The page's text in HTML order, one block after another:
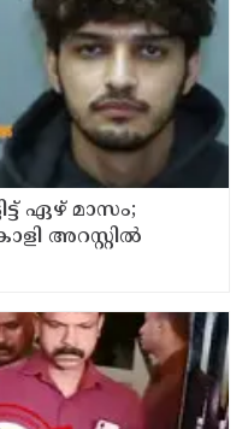
ഏഴ് മാസം;
അറസ്റ്റില്‍